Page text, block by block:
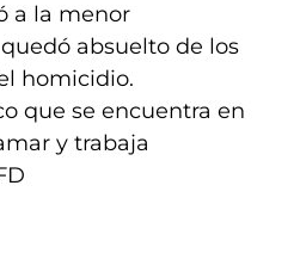
a la menor
absuelto de los
homicidio.
que se encuentra en
y trabaja